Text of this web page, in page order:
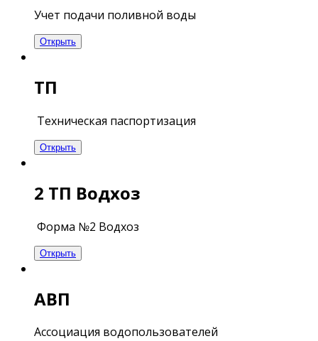
Учет подачи поливной воды
Открыть
ТП
Техническая паспортизация
Открыть
2 ТП Водхоз
Форма №2 Водхоз
Открыть
АВП
Ассоциация водопользователей